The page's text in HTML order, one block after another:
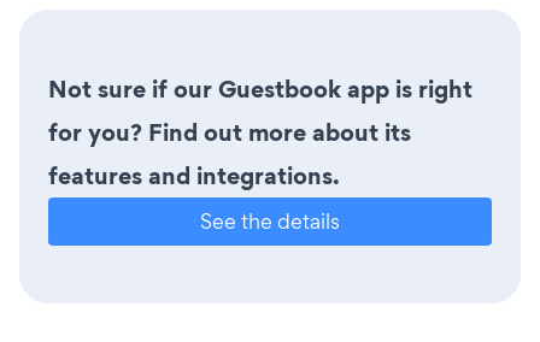
Not sure if our Guestbook app is right
for you? Find out more about its
features and integrations.
See the details